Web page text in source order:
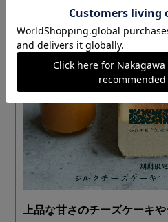
→ 特集は
上品な甘さのチーズケーキ